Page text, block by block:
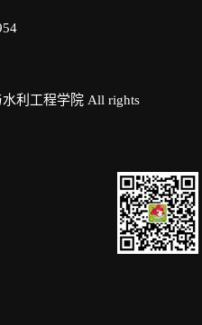
利工程学院 All rights